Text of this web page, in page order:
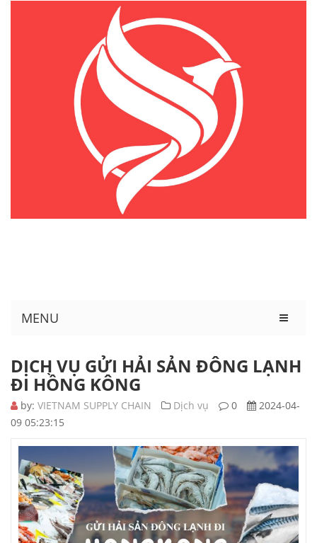
MENU
DỊCH VỤ GỬI HẢI SẢN ĐÔNG LẠNH
ĐI HỒNG KÔNG
by: VIETNAM SUPPLY CHAIN Dịch vụ 0
2024-04-
09 05:23:15